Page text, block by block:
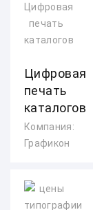
Цифровая
печать
каталогов
Компания:
Графикон